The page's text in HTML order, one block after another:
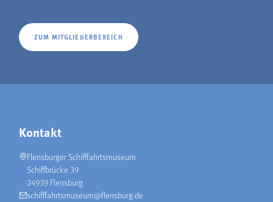
ZUM MITGLIEDERBEREICH
Kontakt
Flensburger Schifffahrtsmuseum
Schiffbrücke 39
24939 Flensburg
schifffahrtsmuseum@flensburg.de